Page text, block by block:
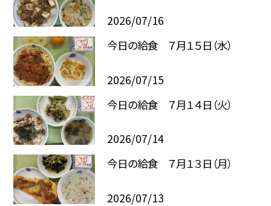
2026/07/16
今日の給食 ７月１５日（水）
2026/07/15
今日の給食 ７月１４日（火）
2026/07/14
今日の給食 ７月１３日（月）
2026/07/13